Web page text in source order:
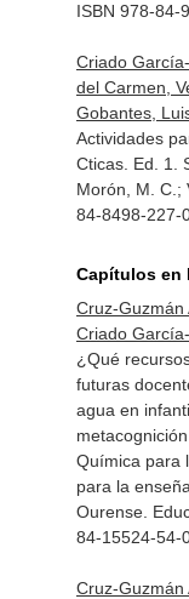
ISBN 978-84-
Criado
del Carmen,
Gobantes,
Actividades
Cticas. Ed. 1.
Morón, M. C.;
84-8498-227-
Capítulos en
Cruz-Guzmán
Criado
¿Qué
futuras
agua en
Química para
para la
Ourense.
84-15524-54-
Cruz-Guzmán